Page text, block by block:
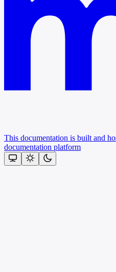
This documentation is built and
documentation platform